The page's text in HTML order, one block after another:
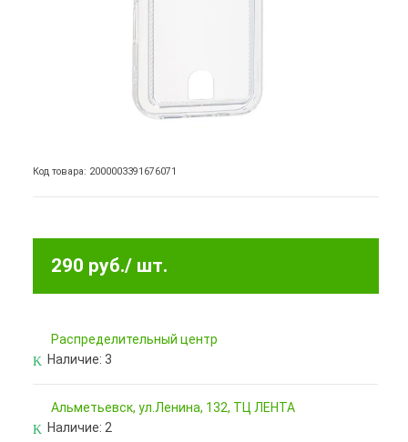
Код товара: 2000003391676071
290 руб./ шт.
Pаспределительный центр
Наличие: 3
Альметьевск, ул.Ленина, 132, ТЦ ЛЕНТА
Наличие: 2